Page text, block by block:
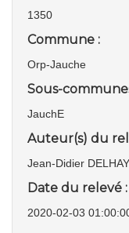
1350
Commune :
Orp-Jauche
Sous-
JauchE
Auteur(s) du
Jean-Didier
Date du relevé :
2020-02-03